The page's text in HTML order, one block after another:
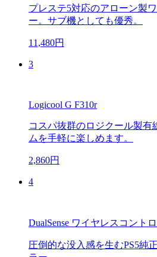
プレステ5対応のアローン製
ー。サブ機としても優秀。
11,480円
3
Logicool G F310r
コスパ抜群のロジクール製有
ムを手軽に楽しめます。
2,860円
4
DualSense ワイヤレスコント
圧倒的な没入感を生むPS5純